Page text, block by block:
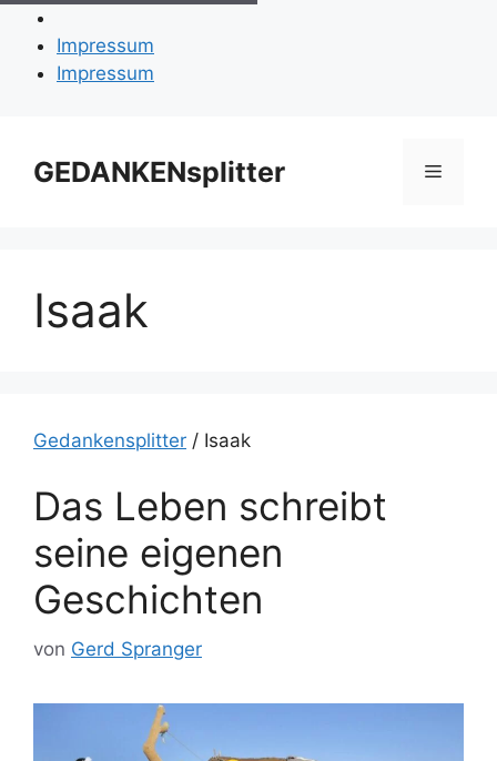
Impressum
Impressum
Inhalt
springen
GEDANKENsplitter Menü
Isaak
Gedankensplitter / Isaak
Das Leben schreibt
seine eigenen
Geschichten
von Gerd Spranger